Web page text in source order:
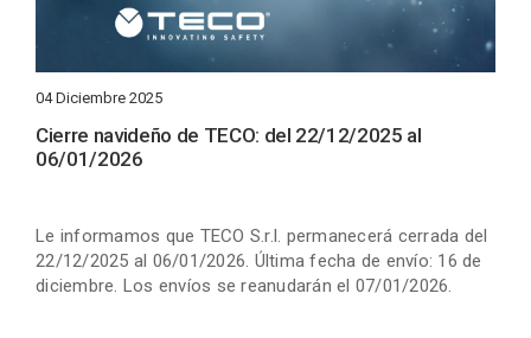
04 Diciembre 2025
Cierre navideño de TECO: del 22/12/2025 al
06/01/2026
Le informamos que TECO S.r.l. permanecerá cerrada del
22/12/2025 al 06/01/2026. Última fecha de envío: 16 de
diciembre. Los envíos se reanudarán el 07/01/2026.